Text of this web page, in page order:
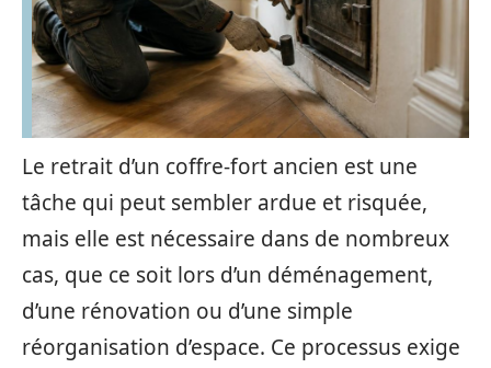
Le retrait d’un coffre-fort ancien est une
tâche qui peut sembler ardue et risquée,
mais elle est nécessaire dans de nombreux
cas, que ce soit lors d’un déménagement,
d’une rénovation ou d’une simple
réorganisation d’espace. Ce processus exige